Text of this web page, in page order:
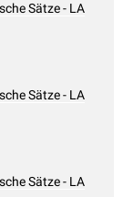
Sätze - LA
Sätze - LA
Sätze - LA